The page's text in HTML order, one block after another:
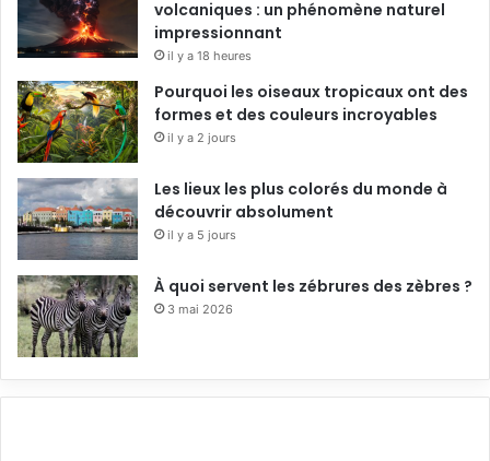
volcaniques : un phénomène naturel
impressionnant
il y a 18 heures
Pourquoi les oiseaux tropicaux ont des
formes et des couleurs incroyables
il y a 2 jours
Les lieux les plus colorés du monde à
découvrir absolument
il y a 5 jours
À quoi servent les zébrures des zèbres ?
3 mai 2026